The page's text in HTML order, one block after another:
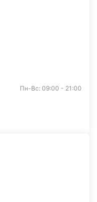
Пн-Вс: 09:00 - 21:00